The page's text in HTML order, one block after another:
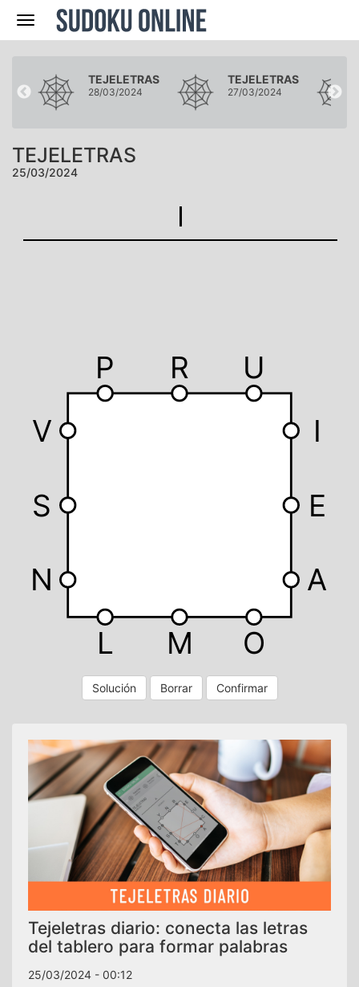
Navegación
TEJELETRAS
28/03/2024
TEJELETRAS
27/03/2024
TEJELETRAS
25/03/2024
V I
P
L
S E
R
M
N A
U
O
Solución Borrar Confirmar
Tejeletras diario: conecta las letras
del tablero para formar palabras
25/03/2024 - 00:12